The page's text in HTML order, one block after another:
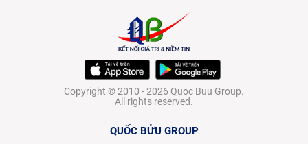
Copyright © 2010 - 2026 Quoc Buu Group.
All rights reserved.
QUỐC BỬU GROUP